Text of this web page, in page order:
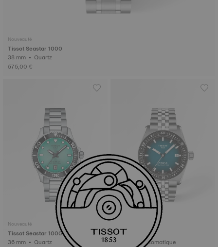
Nouveauté
Tissot Seastar 1000
38 mm • Quartz
575,00 €
Nouveauté
Tissot Seastar 1000
36 mm • Quartz
Tissot PR516
38 mm • Automatique